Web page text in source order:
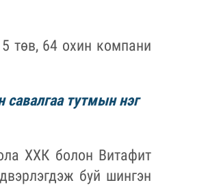
төв, 64 охин компани
савалгаа тутмын нэг
ХХК болон Витафит
буй шингэн